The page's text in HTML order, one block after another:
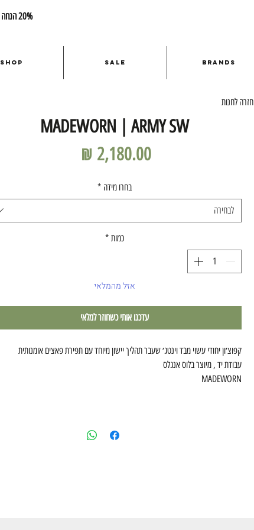
חזרה לחנות
MADEWORN | ARMY SW
בחרו מידה *
לבחירה
כמות *
אזל מהמלאי
עדכנו אותי כשחוזר למלאי
קפוצ׳ון יחודי עשוי מבד וינטג׳ שעבר תהליך יישון מיוחד עם תפירת פאצים אומנותית
עבודת יד , מיוצר בלוס אנגלס
MADEWORN
20% הנחה - קוד קופון: MC2
Shop Sale Brands